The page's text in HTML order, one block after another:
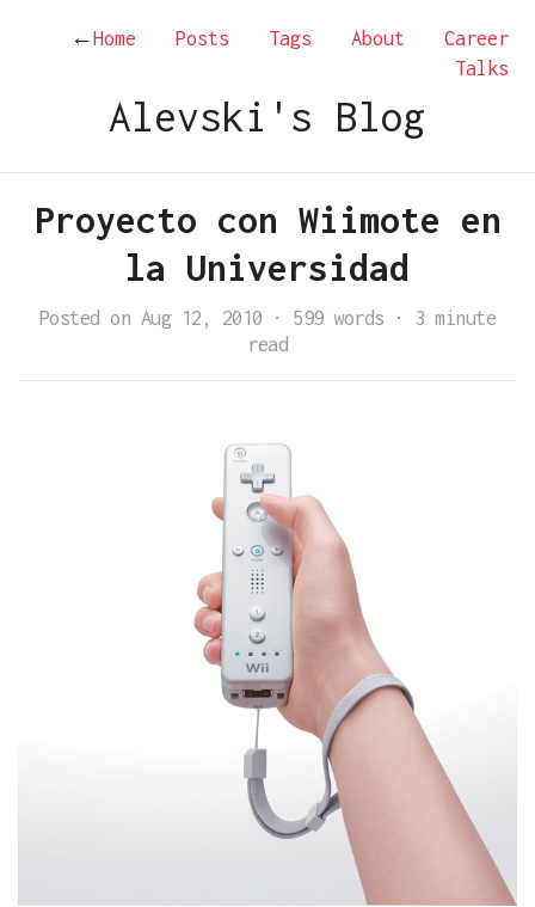
←Home Posts Tags About
Career
Talks
Alevski's Blog
Proyecto con Wiimote en
la Universidad
Posted on Aug 12, 2010 · 599 words · 3 minute
read